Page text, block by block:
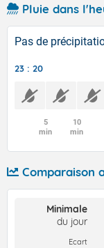
Pluie dans
Pas de
23 : 20
5
min
10
min
Comparaison
Minimale
du jour
Ecart